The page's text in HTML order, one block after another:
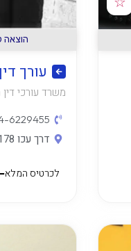
הוצאה
עורך
משרד עורכי
6229455
דרך עכו 178, קרית ביאליק
לכרטיס המלא